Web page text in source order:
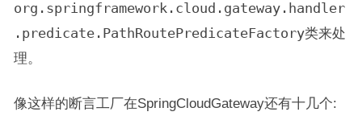
org.springframework.cloud.gateway.handler
.predicate.PathRoutePredicateFactory类来处
理。
像这样的断言工厂在SpringCloudGateway还有十几个: